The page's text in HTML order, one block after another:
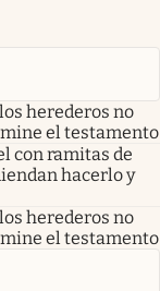
herederos no
el testamento
con ramitas de
hacerlo y
herederos no
el testamento